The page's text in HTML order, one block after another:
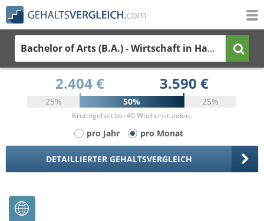
Bachelor of Arts (B.A.) - Wirtschaft in Hamburg
2.404 € 3.590 €
25% 50% 25%
Bruttogehalt bei 40 Wochenstunden.
pro Jahr pro Monat
DETAILLIERTER GEHALTSVERGLEICH